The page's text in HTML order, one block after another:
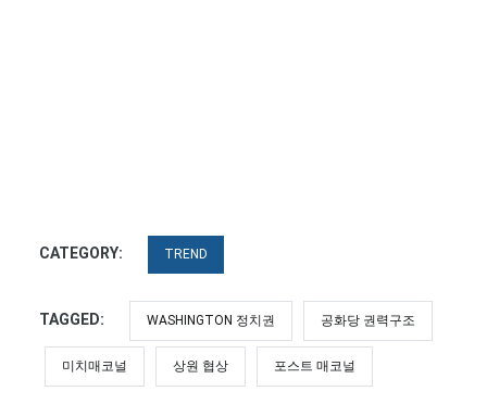
CATEGORY: TREND
TAGGED: WASHINGTON 정치권 공화당 권력구조
미치매코널 상원 협상 포스트 매코널